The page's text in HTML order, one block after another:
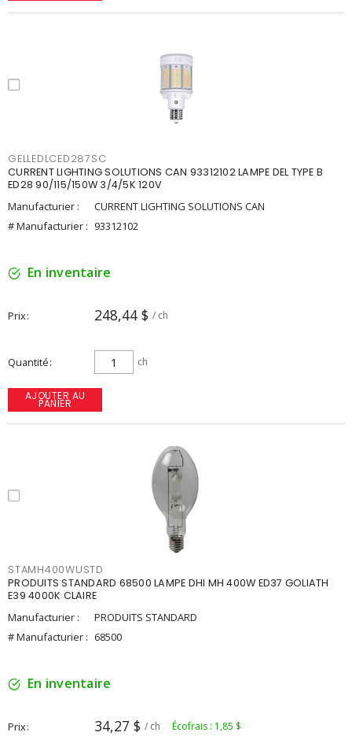
GELLEDLCED287SC
CURRENT LIGHTING SOLUTIONS CAN 93312102 LAMPE DEL TYPE B
ED28 90/115/150W 3/4/5K 120V
Manufacturier :
CURRENT LIGHTING SOLUTIONS CAN
# Manufacturier : 93312102
En inventaire
Prix 248,44 $ / ch
Quantité ch
AJOUTER AU
PANIER
STAMH400WUSTD
PRODUITS STANDARD 68500 LAMPE DHI MH 400W ED37 GOLIATH
E39 4000K CLAIRE
Manufacturier :
PRODUITS STANDARD
# Manufacturier : 68500
En inventaire
Prix 34,27 $ / ch Écofrais : 1,85 $